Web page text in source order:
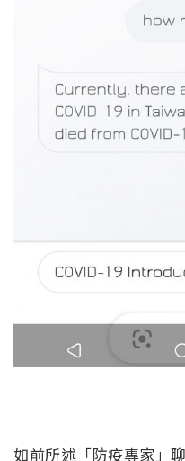
如前所述「防疫專家」